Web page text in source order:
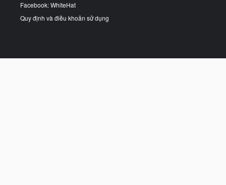
Facebook: WhiteHat
Quy định và điều khoản sử dụng